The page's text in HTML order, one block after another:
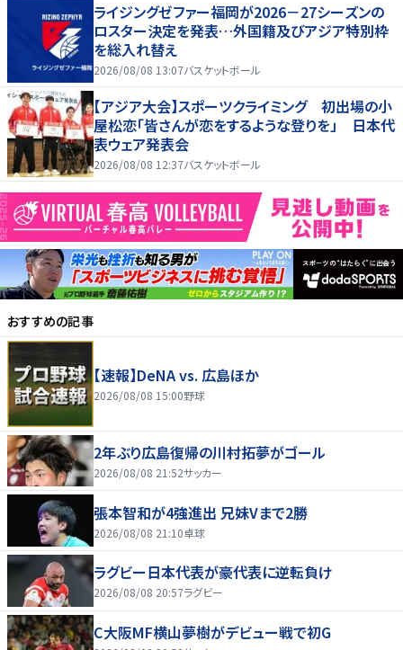
ライジングゼファー福岡が2026－27シーズンの
ロスター決定を発表…外国籍及びアジア特別枠
を総入れ替え
2026/08/08 13:07バスケットボール
【アジア大会】スポーツクライミング 初出場の小
屋松恋「皆さんが恋をするような登りを」 日本代
表ウェア発表会
2026/08/08 12:37バスケットボール
おすすめの記事
【速報】DeNA vs. 広島ほか
2026/08/08 15:00野球
2年ぶり広島復帰の川村拓夢がゴール
2026/08/08 21:52サッカー
張本智和が4強進出 兄妹Vまで2勝
2026/08/08 21:10卓球
ラグビー日本代表が豪代表に逆転負け
2026/08/08 20:57ラグビー
C大阪MF横山夢樹がデビュー戦で初G